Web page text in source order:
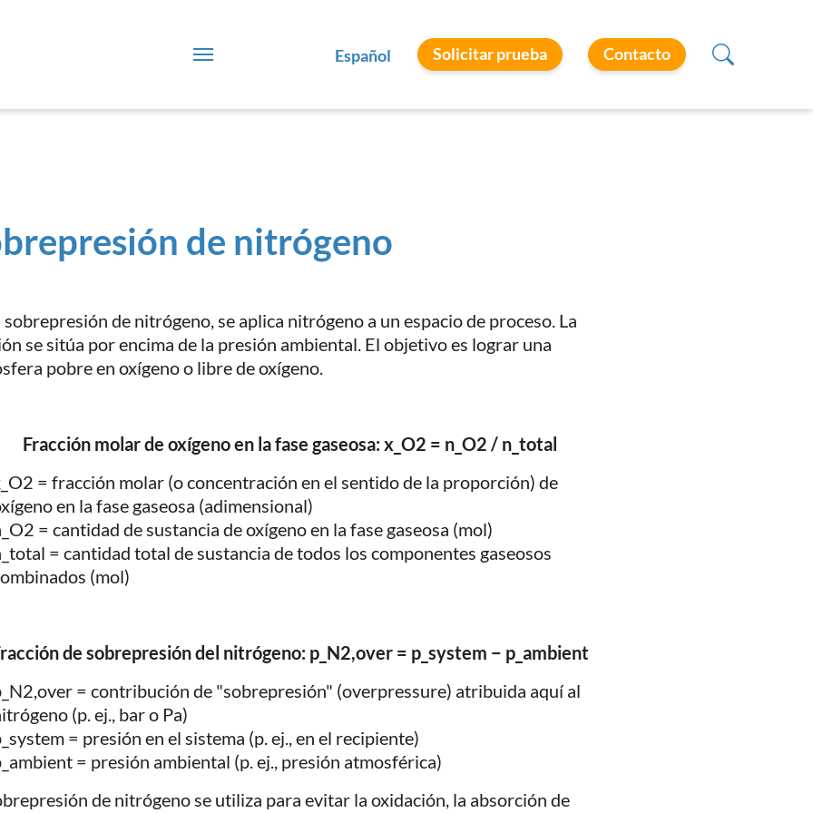
Español Solicitar prueba Contacto
de nitrógeno
sobrepresión de nitrógeno, se aplica nitrógeno a un espacio de proceso. La
se sitúa por encima de la presión ambiental. El objetivo es lograr una
pobre en oxígeno o libre de oxígeno.
Fracción molar de oxígeno en la fase gaseosa: x_O2 = n_O2 / n_total
= fracción molar (o concentración en el sentido de la proporción) de
en la fase gaseosa (adimensional)
= cantidad de sustancia de oxígeno en la fase gaseosa (mol)
= cantidad total de sustancia de todos los componentes gaseosos
(mol)
de sobrepresión del nitrógeno: p_N2,over = p_system − p_ambient
= contribución de "sobrepresión" (overpressure) atribuida aquí al
(p. ej., bar o Pa)
= presión en el sistema (p. ej., en el recipiente)
= presión ambiental (p. ej., presión atmosférica)
de nitrógeno se utiliza para evitar la oxidación, la absorción de